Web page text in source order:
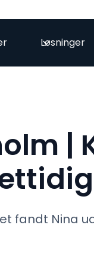
Løsninger
|
fandt Nina